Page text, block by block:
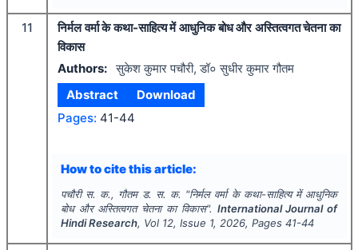
11
निर्मल वर्मा के कथा-साहित्य में आधुनिक बोध और अस्तित्वगत चेतना का
विकास
Authors: सुकेश कुमार पचौरी, डॉ० सुधीर कुमार गौतम
Abstract
Download
Pages: 41-44
How to cite this article:
पचौरी स. क., गौतम ड. स. क. "निर्मल वर्मा के कथा-साहित्य में आधुनिक
बोध और अस्तित्वगत चेतना का विकास". International Journal of
Hindi Research, Vol 12, Issue 1, 2026, Pages 41-44